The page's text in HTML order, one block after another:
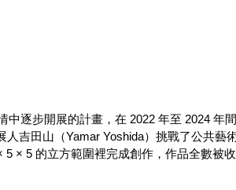
中逐步開展的計畫，在 2022 年至 2024 年
吉田山（Yamar Yoshida）挑戰了公共藝
× 5 的立方範圍裡完成創作，作品全數被